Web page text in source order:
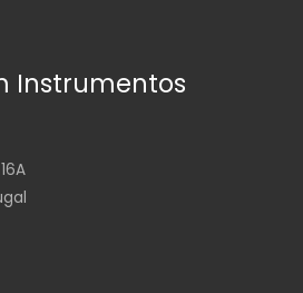
Instrumentos